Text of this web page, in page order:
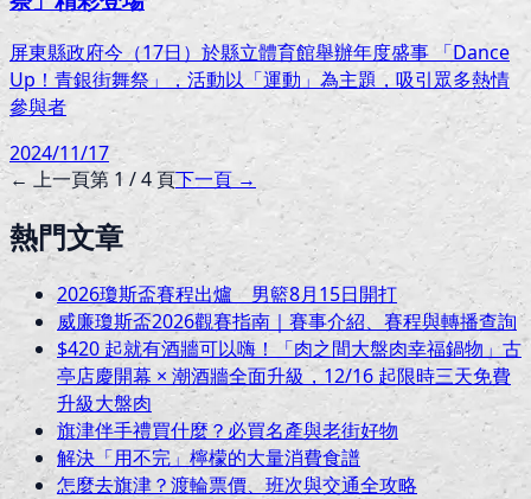
屏東縣政府今（17日）於縣立體育館舉辦年度盛事 「Dance
Up！青銀街舞祭」，活動以「運動」為主題，吸引眾多熱情
參與者
2024/11/17
← 上一頁第 1 /4頁下一頁 →
熱門文章
2026瓊斯盃賽程出爐 男籃8月15日開打
威廉瓊斯盃2026觀賽指南｜賽事介紹、賽程與轉播查詢
$420 起就有酒牆可以嗨！「肉之間大盤肉幸福鍋物」古
亭店慶開幕 × 潮酒牆全面升級，12/16 起限時三天免費
升級大盤肉
旗津伴手禮買什麼？必買名產與老街好物
解決「用不完」檸檬的大量消費食譜
怎麼去旗津？渡輪票價、班次與交通全攻略